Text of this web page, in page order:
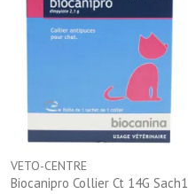
VETO-CENTRE
Biocanipro Collier Ct 14G Sach1